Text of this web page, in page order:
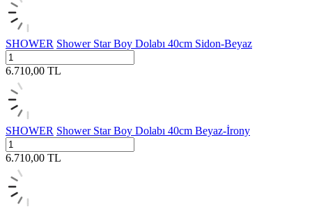
SHOWER Shower Star Boy Dolabı 40cm Sidon-Beyaz
6.710,00 TL
SHOWER Shower Star Boy Dolabı 40cm Beyaz-İrony
6.710,00 TL